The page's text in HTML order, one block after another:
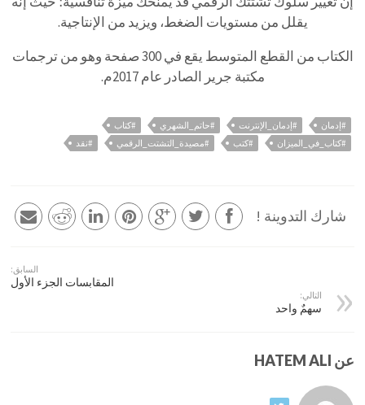
يقلل من مستويات الضغط، ويزيد من الإنتاجية.
الكتاب من القطع المتوسط يقع في 300 صفحة وهو من ترجمات
مكتبة جرير الصادر عام 2017م.
#إدمان #إدمان_الإنترنت #حاتم_الشهري
#كتاب
#كتاب_في_الميزان
#كتب #مصيدة_التشتت_الرقمي #نقد
شارك التدوينة !
السابق:
المقابسات الجزء الأول
التالي:
سهمٌ واحد
عن HATEM ALI